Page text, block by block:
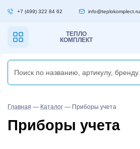
+7 (499) 322 84 62 info@teplokomplect.ru
ТЕПЛО
КОМПЛЕКТ
Главная — Каталог — Приборы учета
Приборы учета